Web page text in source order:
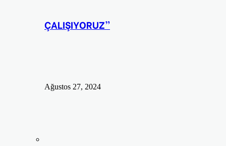
ÇALIŞIYORUZ”
Ağustos 27, 2024